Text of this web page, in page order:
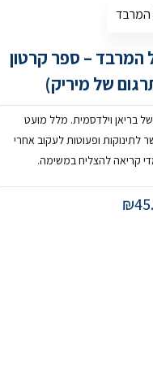
המרבד – ספר קרטון
של מיריק)
בריאן וילדסמית. מלל מועט
לתינוקות ופעוטות לעקוב אחרי
קריאה להצליח במשימה.
₪